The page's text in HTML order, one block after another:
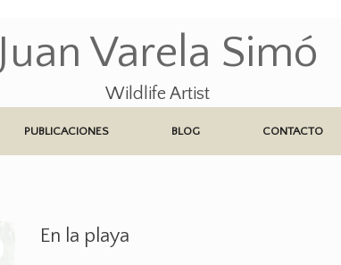
Juan Varela Simó
Wildlife Artist
PUBLICACIONES BLOG CONTACTO
En la playa